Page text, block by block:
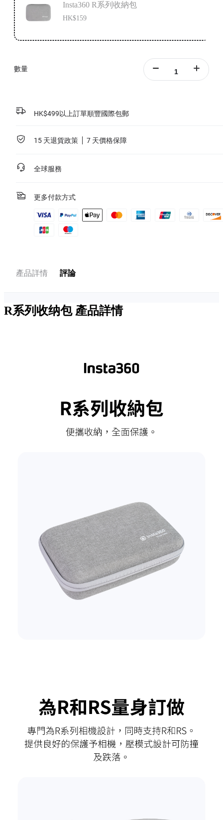
Insta360 R系列收納包
HK$159
數量
HK$499以上訂單順豐國際包郵
15 天退貨政策 7 天價格保障
全球服務
更多付款方式
產品詳情 評論
R系列收纳包 產品詳情